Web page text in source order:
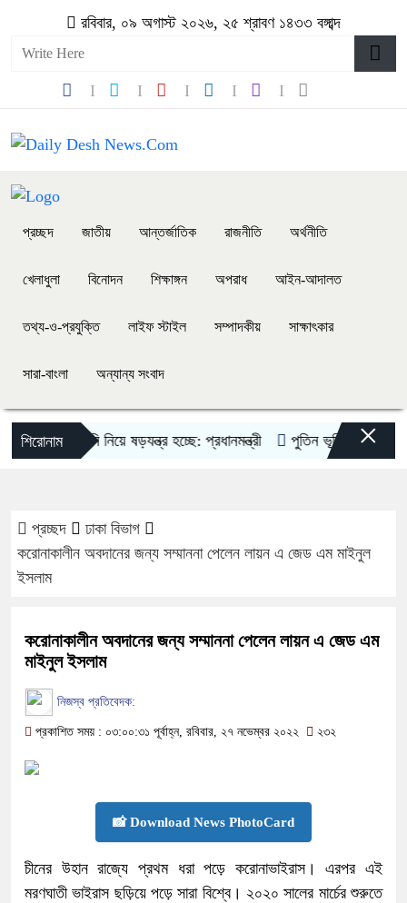
রবিবার, ০৯ অগাস্ট ২০২৬, ২৫ শ্রাবণ ১৪৩৩ বঙ্গাব্দ
প্রচ্ছদ জাতীয় আন্তর্জাতিক রাজনীতি অর্থনীতি
খেলাধুলা বিনোদন শিক্ষাঙ্গন অপরাধ আইন-আদালত
তথ্য-ও-প্রযুক্তি লাইফ স্টাইল সম্পাদকীয় সাক্ষাৎকার
সারা-বাংলা অন্যান্য সংবাদ
শিরোনাম
জ্বালানি নিয়ে ষড়যন্ত্র হচ্ছে: প্রধানমন্ত্রী পুতিন ভূমি দখলের জন্য
×
প্রচ্ছদ
ঢাকা বিভাগ
করোনাকালীন অবদানের জন্য সম্মাননা পেলেন লায়ন এ জেড এম মাইনুল
ইসলাম
করোনাকালীন অবদানের জন্য সম্মাননা পেলেন লায়ন এ জেড এম
মাইনুল ইসলাম
নিজস্ব প্রতিবেদক:
প্রকাশিত সময় : ০৩:০০:৩১ পূর্বাহ্ন, রবিবার, ২৭ নভেম্বর ২০২২ ২৩২
📸 Download News PhotoCard
চীনের উহান রাজ্যে প্রথম ধরা পড়ে করোনাভাইরাস। এরপর এই
মরণঘাতী ভাইরাস ছড়িয়ে পড়ে সারা বিশ্বে। ২০২০ সালের মার্চের শুরুতে